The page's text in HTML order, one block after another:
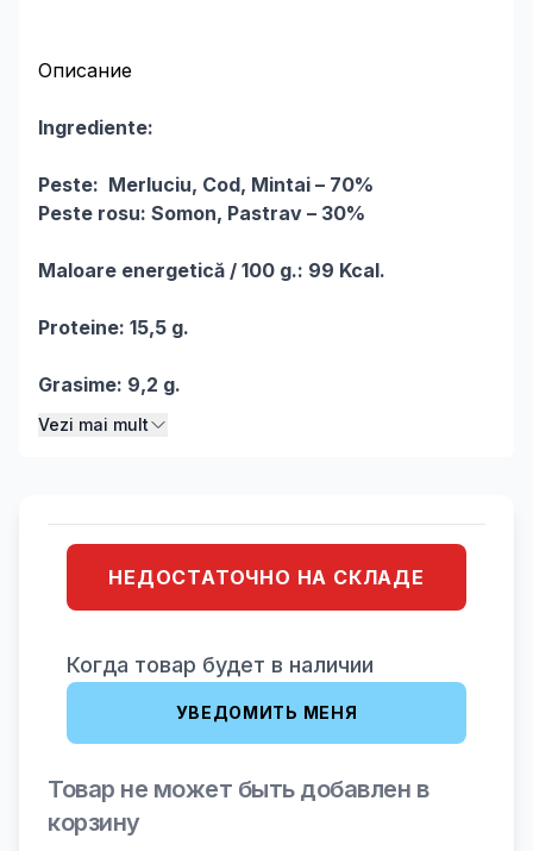
Описание
Descriere
Ingrediente:
Peste: Merluciu, Cod, Mintai – 70%
Peste rosu: Somon, Pastrav – 30%
​Мaloare energetică / 100 g.​: 99 Kcal.
Proteine: 15,5 g.
Grasime: 9,2 g.
Vezi mai mult
НЕДОСТАТОЧНО НА СКЛАДЕ
Когда товар будет в наличии
УВЕДОМИТЬ МЕНЯ
Товар не может быть добавлен в
корзину